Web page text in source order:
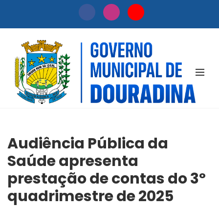
NOTÍCIAS
Audiência Pública da
Saúde apresenta
prestação de contas do 3º
quadrimestre de 2025